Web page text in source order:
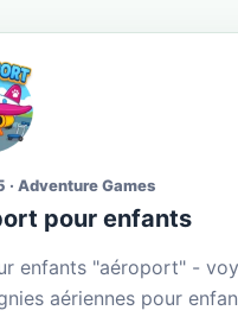
· Adventure Games
pour enfants
enfants "aéroport" -
aériennes pour